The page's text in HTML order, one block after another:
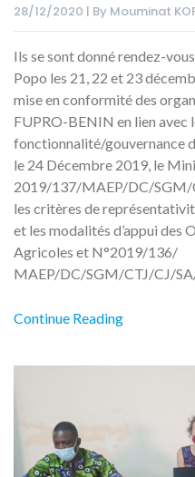
28/12/2020 | By Mouminat
Ils se sont donné rendez-
Popo les 21, 22 et 23
mise en conformité des
FUPRO-BENIN en lien avec
fonctionnalité/gouvernance
le 24 Décembre 2019, le
2019/137/MAEP/DC/SGM/
les critères de
et les modalités d’appui des
Agricoles et N°2019/136/
MAEP/DC/SGM/CTJ/CJ/
Continue Reading